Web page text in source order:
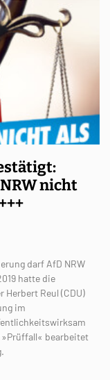
nicht
darf AfD NRW
hatte die
Reul (CDU)
im
»Prüffall« bearbeitet